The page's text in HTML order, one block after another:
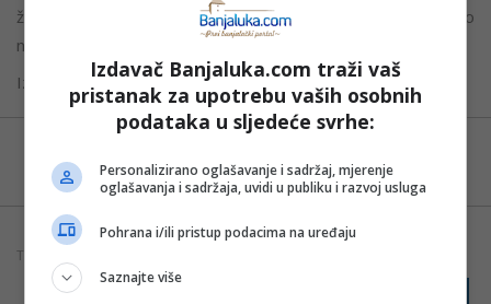
životu, da posjeduju legendarni Renault 5 koji praktično
nikada nije vidio put.
Izvor:
Telegraf.rs
Android
TAGOVI:
Izdavač Banjaluka.com traži vaš
pristanak za upotrebu vaših osobnih
podataka u sljedeće svrhe:
Personalizirano oglašavanje i sadržaj, mjerenje
oglašavanja i sadržaja, uvidi u publiku i razvoj usluga
Pohrana i/ili pristup podacima na uređaju
Saznajte više